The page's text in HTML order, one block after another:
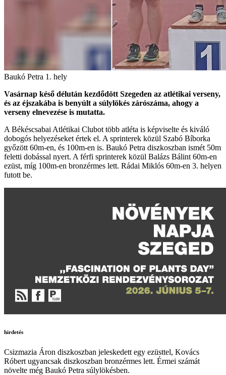
Baukó Petra 1. hely
Vasárnap késő délután kezdődött Szegeden az atlétikai verseny,
és az éjszakába is benyúlt a súlylökés zárószáma, ahogy a
verseny elnevezése is mutatta.
A Békéscsabai Atlétikai Clubot több atléta is képviselte és kiváló
dobogós helyezéseket értek el. A sprinterek közül Szabó Bíborka
győzött 60m-en, és 100m-en is. Baukó Petra diszkoszban ismét 50m
feletti dobással nyert. A férfi sprinterek közül Balázs Bálint 60m-en
ezüst, míg 100m-en bronzérmes lett. Rádai Miklós 60m-en 3. helyen
futott be.
hirdetés
Csizmazia Áron diszkoszban jeleskedett egy ezüsttel, Kovács
Róbert ugyancsak diszkoszban bronzérmes lett. Érmei számát
növelte még Baukó Petra súlylökésben.